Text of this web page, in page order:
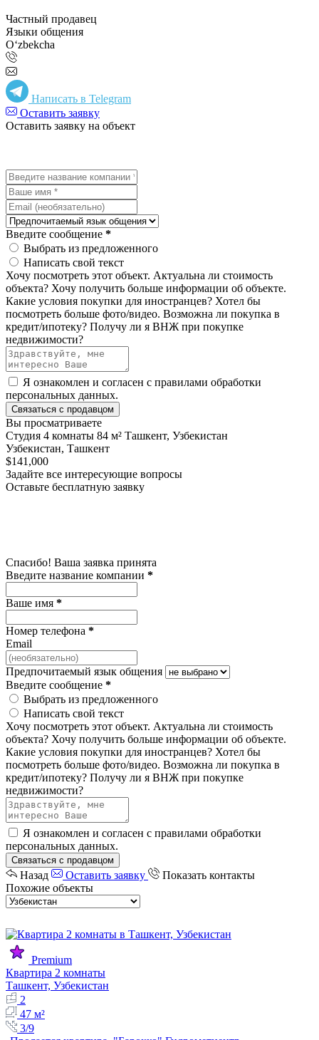
Частный продавец
Языки общения
Oʻzbekcha
Написать в Telegram
Оставить заявку
Оставить заявку на объект
Введите сообщение *
Выбрать из предложенного
Написать свой текст
Хочу посмотреть этот объект. Актуальна ли стоимость
объекта? Хочу получить больше информации об объекте.
Какие условия покупки для иностранцев? Хотел бы
посмотреть больше фото/видео. Возможна ли покупка в
кредит/ипотеку? Получу ли я ВНЖ при покупке
недвижимости?
Я ознакомлен и согласен с правилами обработки
персональных данных.
Связаться с продавцом
Вы просматриваете
Студия 4 комнаты 84 м² Ташкент, Узбекистан
Узбекистан, Ташкент
$141,000
Задайте все интересующие вопросы
Оставьте бесплатную заявку
Спасибо! Ваша заявка принята
Введите название компании *
Ваше имя *
Номер телефона *
Email
Предпочитаемый язык общения
Введите сообщение *
Выбрать из предложенного
Написать свой текст
Хочу посмотреть этот объект. Актуальна ли стоимость
объекта? Хочу получить больше информации об объекте.
Какие условия покупки для иностранцев? Хотел бы
посмотреть больше фото/видео. Возможна ли покупка в
кредит/ипотеку? Получу ли я ВНЖ при покупке
недвижимости?
Я ознакомлен и согласен с правилами обработки
персональных данных.
Связаться с продавцом
Назад Оставить заявку
Показать контакты
Похожие объекты
Premium
Квартира 2 комнаты
Ташкент, Узбекистан
2
47 м²
3/9